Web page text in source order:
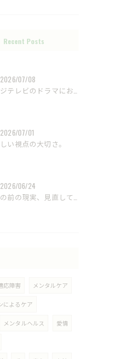
Recent Posts
2026/07/08
2026/07/01
い視点の大切さ。
2026/06/24
応障害 メンタルケア
によるケア
メンタルヘルス 愛情